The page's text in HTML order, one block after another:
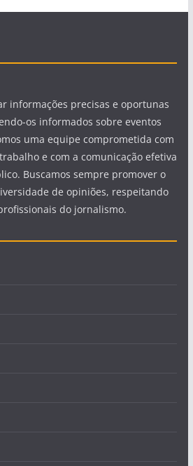
informações precisas e oportunas
os informados sobre eventos
uma equipe comprometida com
e com a comunicação efetiva
Buscamos sempre promover o
de opiniões, respeitando
do jornalismo.